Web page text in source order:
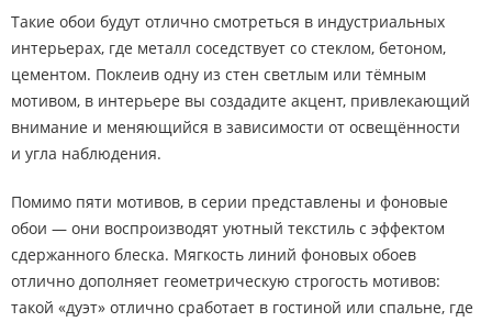
Такие обои будут отлично смотреться в индустриальных
интерьерах, где металл соседствует со стеклом, бетоном,
цементом. Поклеив одну из стен светлым или тёмным
мотивом, в интерьере вы создадите акцент, привлекающий
внимание и меняющийся в зависимости от освещённости
и угла наблюдения.
Помимо пяти мотивов, в серии представлены и фоновые
обои — они воспроизводят уютный текстиль с эффектом
сдержанного блеска. Мягкость линий фоновых обоев
отлично дополняет геометрическую строгость мотивов:
такой «дуэт» отлично сработает в гостиной или спальне, где